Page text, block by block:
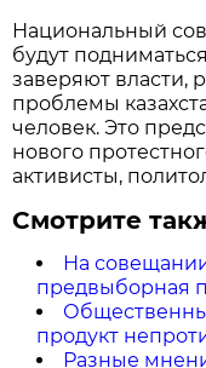
Национальный
будут
заверяют власти,
проблемы
человек. Это
нового
активисты,
Смотрите
На
предвыборная
продукт
Разные